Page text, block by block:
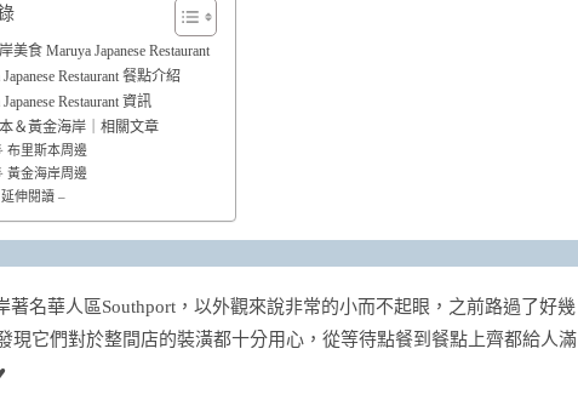
美食 Maruya Japanese Restaurant
Restaurant 餐點介紹
Restaurant 資訊
＆黃金海岸｜相關文章
布里斯本周邊
黃金海岸周邊
伸閱讀 –
著名華人區Southport，以外觀來說非常的小而不起眼，之前路過了好幾
它們對於整間店的裝潢都十分用心，從等待點餐到餐點上齊都給人滿